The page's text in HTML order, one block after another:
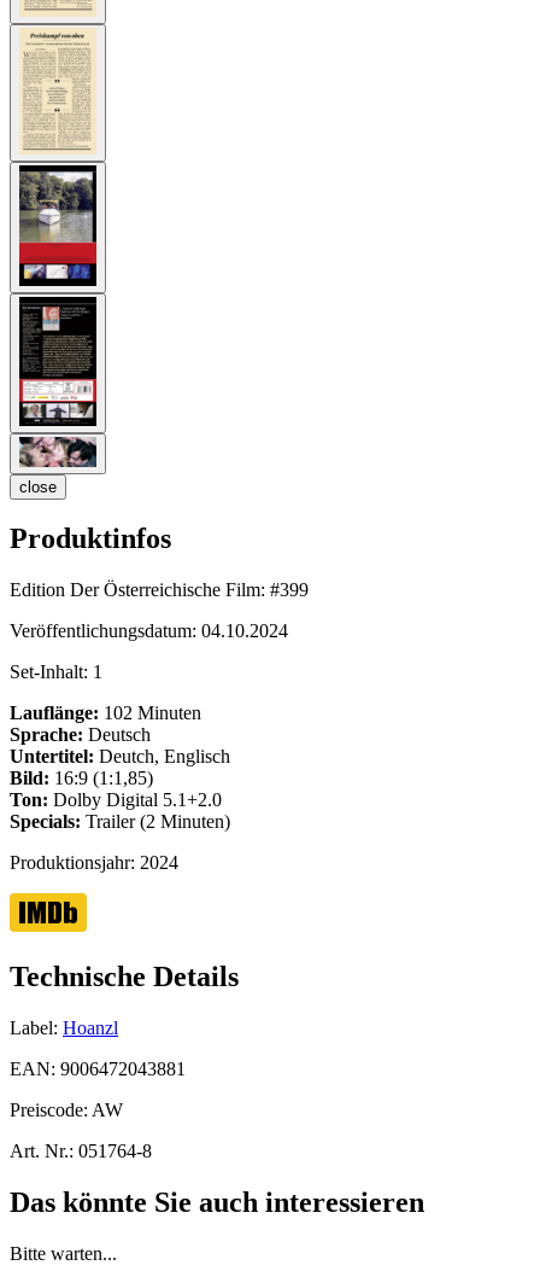
close
Produktinfos
Edition Der Österreichische Film: #399
Veröffentlichungsdatum: 04.10.2024
Set-Inhalt: 1
Lauflänge: 102 Minuten
Sprache: Deutsch
Untertitel: Deutch, Englisch
Bild: 16:9 (1:1,85)
Ton: Dolby Digital 5.1+2.0
Specials: Trailer (2 Minuten)
Produktionsjahr: 2024
Technische Details
Label: Hoanzl
EAN: 9006472043881
Preiscode: AW
Art. Nr.: 051764-8
Das könnte Sie auch interessieren
Bitte warten...